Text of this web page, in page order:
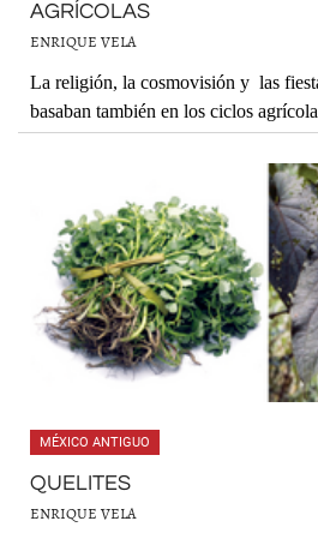
AGRÍCOLAS
ENRIQUE VELA
La religión, la cosmovisión y las
basaban también en los ciclos
MÉXICO ANTIGUO
QUELITES
ENRIQUE VELA